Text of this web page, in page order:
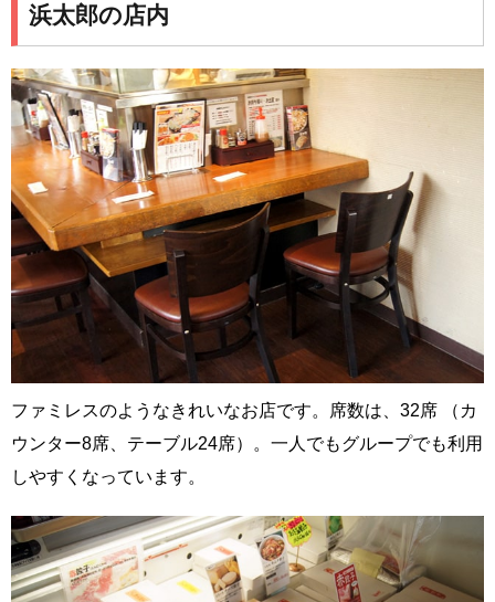
浜太郎の店内
ファミレスのようなきれいなお店です。席数は、32席 （カ
ウンター8席、テーブル24席）。一人でもグループでも利用
しやすくなっています。